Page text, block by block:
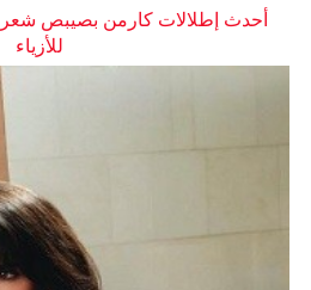
أحدث إطلالات كارمن بصيبص شعر
للأزياء